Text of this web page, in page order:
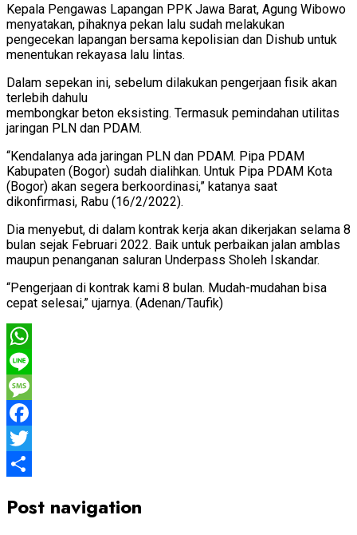
Kepala Pengawas Lapangan PPK Jawa Barat, Agung Wibowo
menyatakan, pihaknya pekan lalu sudah melakukan
pengecekan lapangan bersama kepolisian dan Dishub untuk
menentukan rekayasa lalu lintas.
Dalam sepekan ini, sebelum dilakukan pengerjaan fisik akan
terlebih dahulu
membongkar beton eksisting. Termasuk pemindahan utilitas
jaringan PLN dan PDAM.
“Kendalanya ada jaringan PLN dan PDAM. Pipa PDAM
Kabupaten (Bogor) sudah dialihkan. Untuk Pipa PDAM Kota
(Bogor) akan segera berkoordinasi,” katanya saat
dikonfirmasi, Rabu (16/2/2022).
Dia menyebut, di dalam kontrak kerja akan dikerjakan selama 8
bulan sejak Februari 2022. Baik untuk perbaikan jalan amblas
maupun penanganan saluran Underpass Sholeh Iskandar.
“Pengerjaan di kontrak kami 8 bulan. Mudah-mudahan bisa
cepat selesai,” ujarnya. (Adenan/Taufik)
WhatsApp
Line
Message
Facebook
Twitter
Post navigation